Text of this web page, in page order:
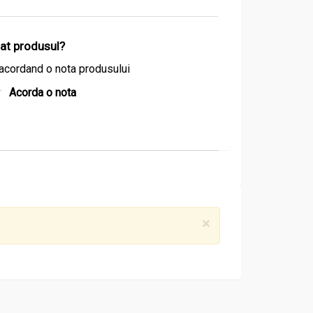
20 mg
Cu cat proportia (raportul de extractie)
produsul?
o nota produsului
Acorda o nota
×